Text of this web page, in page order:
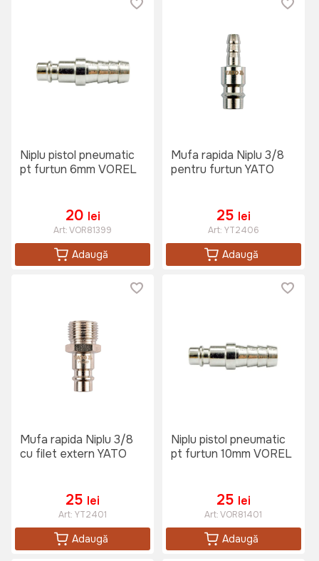
Niplu pistol pneumatic
pt furtun 6mm VOREL
20 lei
Art:VOR81399
Adaugă
Mufa rapida Niplu 3/8
pentru furtun YATO
25 lei
Art: YT2406
Adaugă
Mufa rapida Niplu 3/8
cu filet extern YATO
25 lei
Art: YT2401
Adaugă
Niplu pistol pneumatic
pt furtun 10mm VOREL
25 lei
Art:VOR81401
Adaugă